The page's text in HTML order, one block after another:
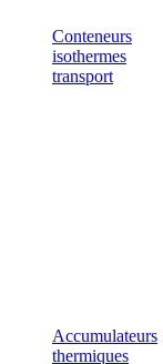
Conteneurs
isothermes
transport
Accumulateurs
thermiques